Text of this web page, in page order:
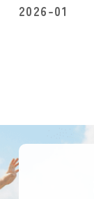
2026-01